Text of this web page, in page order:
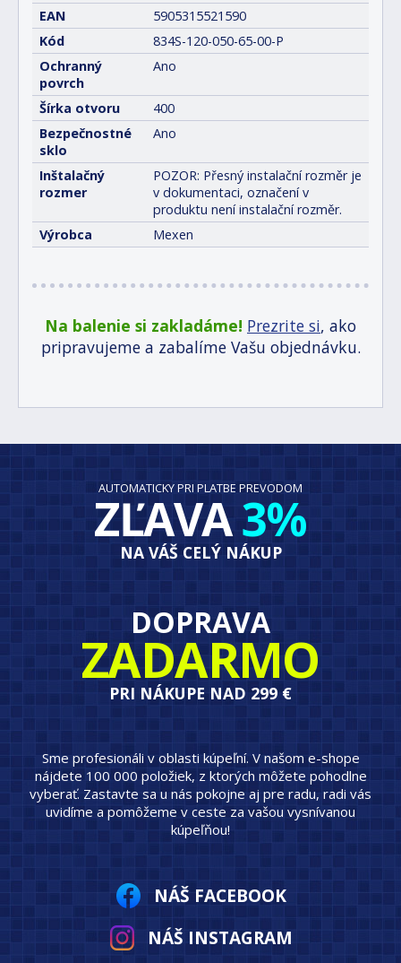
EAN
5905315521590
Kód
834S-120-050-65-00-P
Ochranný
povrch
Ano
Šírka otvoru
400
Bezpečnostné
sklo
Ano
Inštalačný
rozmer
POZOR: Přesný instalační rozměr je
v dokumentaci, označení v
produktu není instalační rozměr.
Výrobca
Mexen
Na balenie si zakladáme! Prezrite si, ako
pripravujeme a zabalíme Vašu objednávku.
AUTOMATICKY PRI PLATBE PREVODOM
ZĽAVA3%
NA VÁŠ CELÝ NÁKUP
DOPRAVA
ZADARMO
PRI NÁKUPE NAD 299 €
Sme profesionáli v oblasti kúpeľní. V našom e-shope
nájdete 100 000 položiek, z ktorých môžete pohodlne
vyberať. Zastavte sa u nás pokojne aj pre radu, radi vás
uvidíme a pomôžeme v ceste za vašou vysnívanou
kúpeľňou!
NÁŠ FACEBOOK
NÁŠ INSTAGRAM